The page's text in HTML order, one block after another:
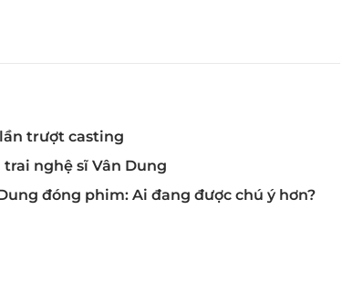
trượt casting
nghệ sĩ Vân Dung
đóng phim: Ai đang được chú ý hơn?